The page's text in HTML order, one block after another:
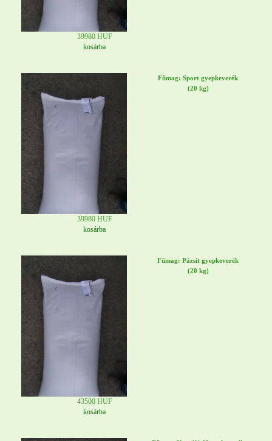
39980 HUF
kosárba
Fűmag: Sport gyepkeverék
(20 kg)
39980 HUF
kosárba
Fűmag: Pázsit gyepkeverék
(20 kg)
43500 HUF
kosárba